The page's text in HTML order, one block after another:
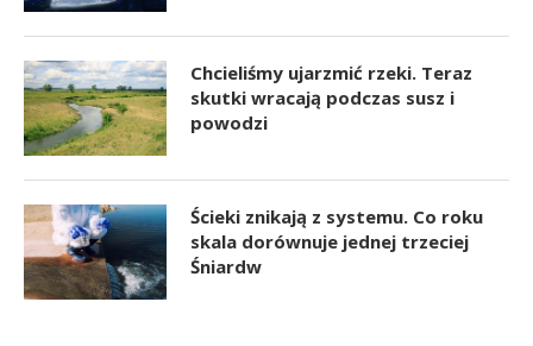
Chcieliśmy ujarzmić rzeki. Teraz
skutki wracają podczas susz i
powodzi
Ścieki znikają z systemu. Co roku
skala dorównuje jednej trzeciej
Śniardw